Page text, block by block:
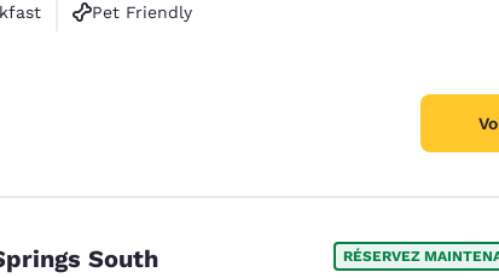
Pet Friendly
South RÉSERVEZ